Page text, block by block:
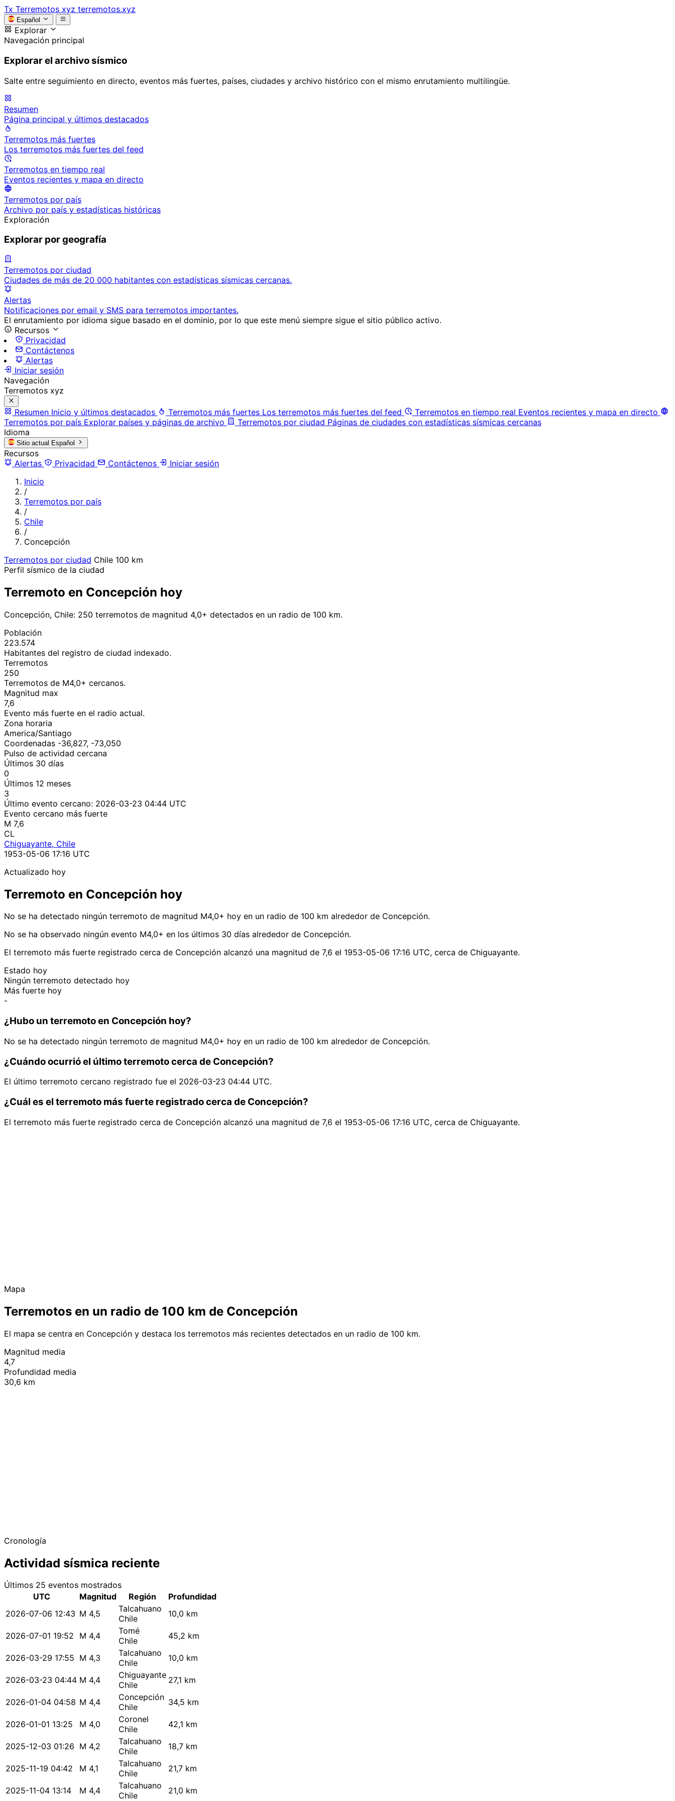
Tx Terremotos xyz terremotos.xyz
Español
Explorar
Navegación principal
Explorar el archivo sísmico
Salte entre seguimiento en directo, eventos más fuertes, países, ciudades y archivo histórico con el mismo enrutamiento multilingüe.
Resumen
Página principal y últimos destacados
Terremotos más fuertes
Los terremotos más fuertes del feed
Terremotos en tiempo real
Eventos recientes y mapa en directo
Terremotos por país
Archivo por país y estadísticas históricas
Exploración
Explorar por geografía
Terremotos por ciudad
Ciudades de más de 20 000 habitantes con estadísticas sísmicas cercanas.
Alertas
Notificaciones por email y SMS para terremotos importantes.
El enrutamiento por idioma sigue basado en el dominio, por lo que este menú siempre sigue el sitio público activo.
Recursos
Privacidad
Contáctenos
Alertas
Iniciar sesión
Navegación
Terremotos xyz
Resumen Inicio y últimos destacados Terremotos más fuertes Los terremotos más fuertes del feed Terremotos en tiempo real Eventos recientes y mapa en directo
Terremotos por país Explorar países y páginas de archivo Terremotos por ciudad Páginas de ciudades con estadísticas sísmicas cercanas
Idioma
Sitio actual Español
Recursos
Alertas
Privacidad Contáctenos
Iniciar sesión
Inicio
/
Terremotos por país
/
Chile
/
Concepción
Terremotos por ciudad Chile 100 km
Perfil sísmico de la ciudad
Terremoto en Concepción hoy
Concepción, Chile: 250 terremotos de magnitud 4,0+ detectados en un radio de 100 km.
Población
223.574
Habitantes del registro de ciudad indexado.
Terremotos
250
Terremotos de M4,0+ cercanos.
Magnitud max
7,6
Evento más fuerte en el radio actual.
Zona horaria
America/Santiago
Coordenadas -36,827, -73,050
Pulso de actividad cercana
Últimos 30 días
0
Últimos 12 meses
3
Último evento cercano: 2026-03-23 04:44 UTC
Evento cercano más fuerte
M 7,6
CL
Chiguayante, Chile
1953-05-06 17:16 UTC
Actualizado hoy
Terremoto en Concepción hoy
No se ha detectado ningún terremoto de magnitud M4,0+ hoy en un radio de 100 km alrededor de Concepción.
No se ha observado ningún evento M4,0+ en los últimos 30 días alrededor de Concepción.
El terremoto más fuerte registrado cerca de Concepción alcanzó una magnitud de 7,6 el 1953-05-06 17:16 UTC, cerca de Chiguayante.
Estado hoy
Ningún terremoto detectado hoy
Más fuerte hoy
-
¿Hubo un terremoto en Concepción hoy?
No se ha detectado ningún terremoto de magnitud M4,0+ hoy en un radio de 100 km alrededor de Concepción.
¿Cuándo ocurrió el último terremoto cerca de Concepción?
El último terremoto cercano registrado fue el 2026-03-23 04:44 UTC.
¿Cuál es el terremoto más fuerte registrado cerca de Concepción?
El terremoto más fuerte registrado cerca de Concepción alcanzó una magnitud de 7,6 el 1953-05-06 17:16 UTC, cerca de Chiguayante.
Mapa
Terremotos en un radio de 100 km de Concepción
El mapa se centra en Concepción y destaca los terremotos más recientes detectados en un radio de 100 km.
Magnitud media
4,7
Profundidad media
30,6 km
Cronología
Actividad sísmica reciente
Últimos 25 eventos mostrados
UTC
Magnitud Región
Profundidad
2026-07-06 12:43 M 4,5
Talcahuano
Chile
10,0 km
2026-07-01 19:52 M 4,4
Tomé
Chile
45,2 km
2026-03-29 17:55 M 4,3
Talcahuano
Chile
10,0 km
2026-03-23 04:44 M 4,4
Chiguayante
Chile
27,1 km
2026-01-04 04:58 M 4,4
Concepción
Chile
34,5 km
2026-01-01 13:25 M 4,0
Coronel
Chile
42,1 km
2025-12-03 01:26 M 4,2
Talcahuano
Chile
18,7 km
2025-11-19 04:42 M 4,1
Talcahuano
Chile
21,7 km
2025-11-04 13:14 M 4,4
Talcahuano
Chile
21,0 km